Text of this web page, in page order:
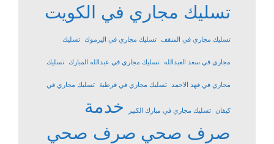
تسليك مجاري في الكويت
تسليك مجاري في المنقف تسليك مجاري في اليرموك تسليك
مجاري في سعد العبدالله تسليك مجاري في عبدالله المبارك تسليك
مجاري في فهد الاحمد تسليك مجاري في قرطبة تسليك مجاري في
كيفان تسليك مجاري في مبارك الكبير
خدمة
صرف صحي صرف صحي